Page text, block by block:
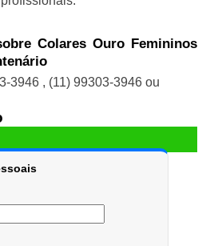
Colares Ouro Femininos
3946 , (11) 99303-3946 ou